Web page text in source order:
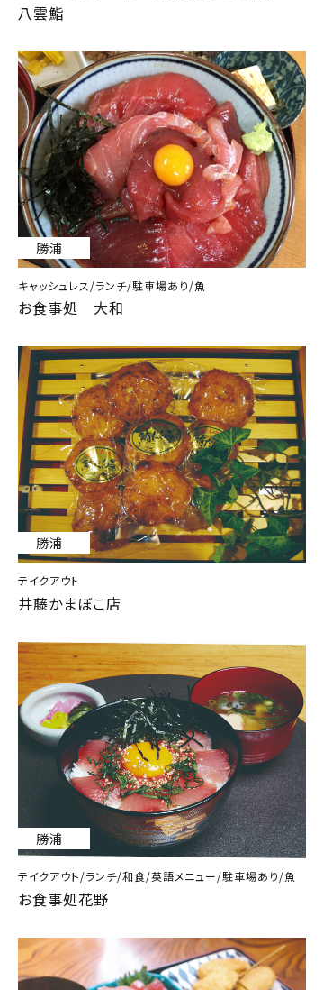
八雲鮨
勝浦
キャッシュレス/ランチ/駐車場あり/魚
お食事処 大和
勝浦
テイクアウト
井藤かまぼこ店
勝浦
テイクアウト/ランチ/和食/英語メニュー/駐車場あり/魚
お食事処花野